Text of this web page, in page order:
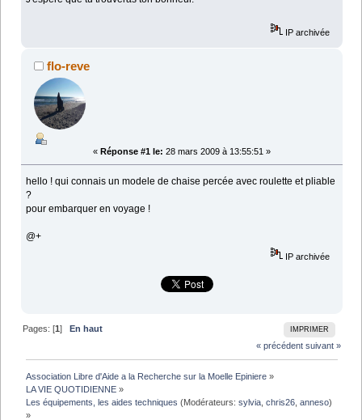
IP archivée
flo-reve
« Réponse #1 le: 28 mars 2009 à 13:55:51 »
hello ! qui connais un modele de chaise percée avec roulette et pliable
?
pour embarquer en voyage !
@+
IP archivée
IMPRIMER
Pages: [1]En haut
« précédent suivant »
Association Libre d'Aide a la Recherche sur la Moelle Epiniere »
LA VIE QUOTIDIENNE »
Les équipements, les aides techniques (Modérateurs:sylvia ,chris26 ,anneso)
»